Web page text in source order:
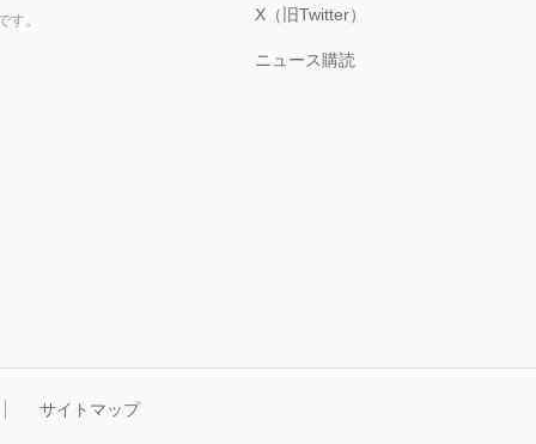
す。
X（旧Twitter）
ニュース購読
サイトマップ